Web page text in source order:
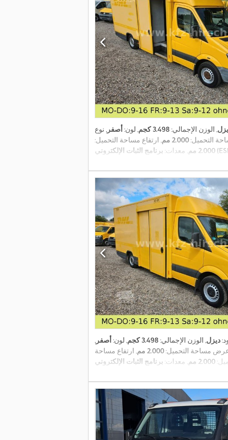
, الوزن الإجمالي:3.498 كجم , لون:أصفر , نوع
التحميل:2.000 مم
, ارتفاع مساحة التحميل:
2.000 مم
, معدات:
ديزل, الوزن الإجمالي:3.498 كجم , لون:أصفر ,
مساحة التحميل:2.000 مم
, ارتفاع مساحة
2.000 مم , معدات: